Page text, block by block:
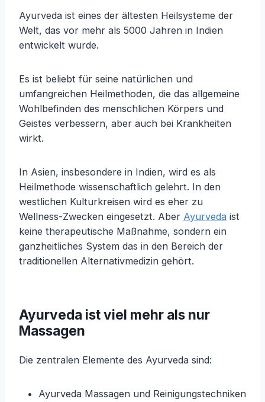
Ayurveda ist eines der ältesten Heilsysteme der
Welt, das vor mehr als 5000 Jahren in Indien
entwickelt wurde.
Es ist beliebt für seine natürlichen und
umfangreichen Heilmethoden, die das allgemeine
Wohlbefinden des menschlichen Körpers und
Geistes verbessern, aber auch bei Krankheiten
wirkt.
In Asien, insbesondere in Indien, wird es als
Heilmethode wissenschaftlich gelehrt. In den
westlichen Kulturkreisen wird es eher zu
Wellness-Zwecken eingesetzt. Aber Ayurveda ist
keine therapeutische Maßnahme, sondern ein
ganzheitliches System das in den Bereich der
traditionellen Alternativmedizin gehört.
Ayurveda ist viel mehr als nur
Massagen
Die zentralen Elemente des Ayurveda sind:
Ayurveda Massagen und Reinigungstechniken